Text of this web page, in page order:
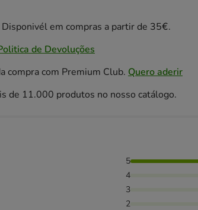
em compras a partir de 35€.
de Devoluções
compra com Premium Club. Quero aderir
de 11.000 produtos no nosso catálogo.
5
4
3
2